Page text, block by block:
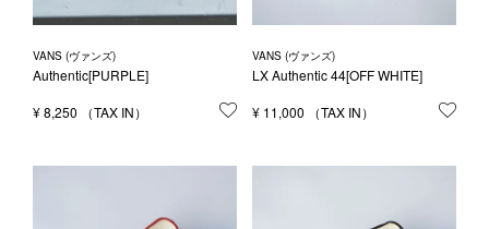
VANS (ヴァンズ)
Authentic[PURPLE]
¥8,250 お気に入りに登録する
VANS (ヴァンズ)
LX Authentic 44[OFF WHITE]
¥ 11,000